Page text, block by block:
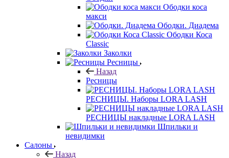
Ободки коса
макси
Ободки. Диадема
Ободки Коса
Classic
Заколки
Ресницы
Назад
Ресницы
РЕСНИЦЫ. Наборы LORA LASH
РЕСНИЦЫ накладные LORA LASH
Шпильки и
невидимки
Салоны
Назад